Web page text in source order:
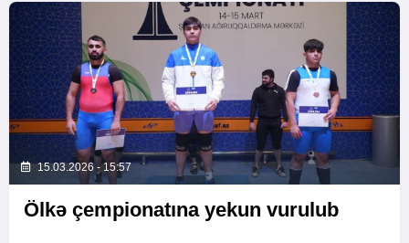
15.03.2026 - 15:57
Ölkə çempionatına yekun vurulub